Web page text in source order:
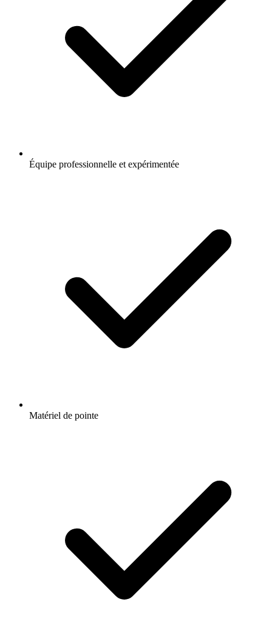
Équipe professionnelle et expérimentée
Matériel de pointe